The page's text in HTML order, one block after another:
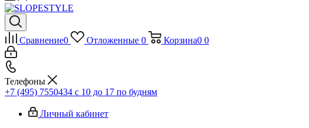
Сравнение0 Отложенные 0 Корзина0 0
Телефоны
+7 (495) 7550434 с 10 до 17 по будням
Личный кабинет